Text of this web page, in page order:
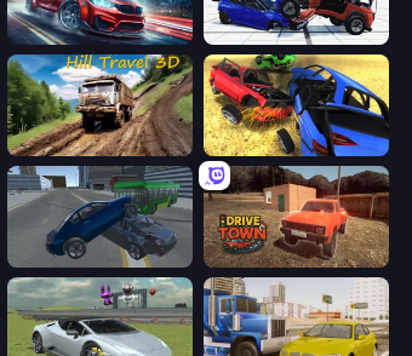
Xtreme DRIFT Racing Crash & Stunt
Hill Travel 3D Car Crash Simulator Royale
Offroader V6 DriveTown